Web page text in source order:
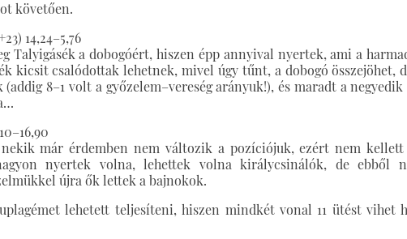
követően.
14,24–5,76
Talyigásék a dobogóért, hiszen épp annyival nyertek, ami a
kicsit csalódottak lehetnek, mivel úgy tűnt, a dobogó összejöhet,
8–1 volt a győzelem–vereség arányuk!), és maradt a
már érdemben nem változik a pozíciójuk, ezért nem kellett
nyertek volna, lehettek volna királycsinálók, de ebből
újra ők lettek a bajnokok.
lehetett teljesíteni, hiszen mindkét vonal 11 ütést vihet